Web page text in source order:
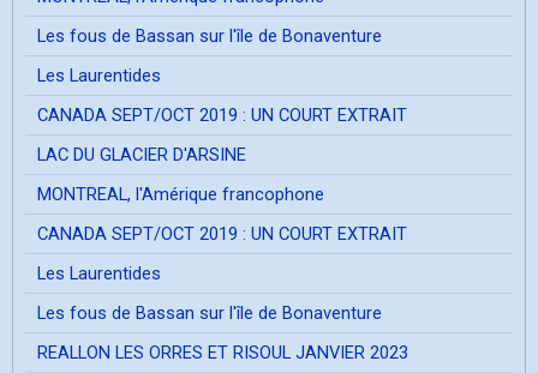
Les fous de Bassan sur l'île de Bonaventure
Les Laurentides
CANADA SEPT/OCT 2019 : UN COURT EXTRAIT
LAC DU GLACIER D'ARSINE
MONTREAL, l'Amérique francophone
CANADA SEPT/OCT 2019 : UN COURT EXTRAIT
Les Laurentides
Les fous de Bassan sur l'île de Bonaventure
REALLON LES ORRES ET RISOUL JANVIER 2023